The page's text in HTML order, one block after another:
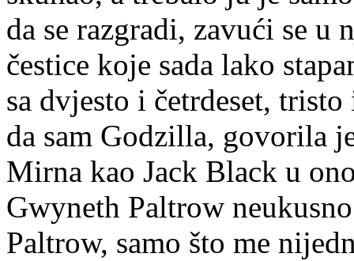
da se razgradi, zavući se
čestice koje sada lako
sa dvjesto i četrdeset,
da sam Godzilla, govorila
Mirna kao Jack Black u
Gwyneth Paltrow
Paltrow, samo što me